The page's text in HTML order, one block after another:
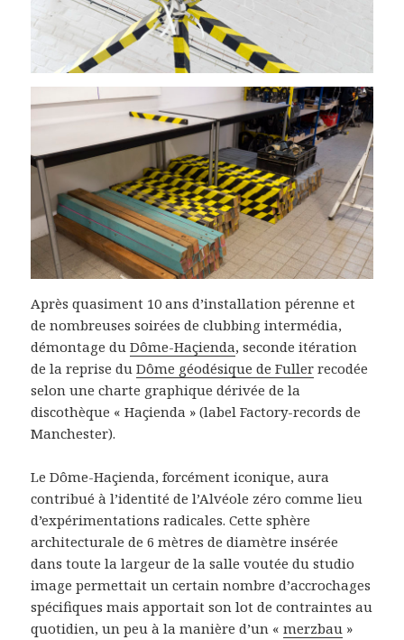
Après quasiment 10 ans d’installation pérenne et
de nombreuses soirées de clubbing intermédia,
démontage duDôme-Haçienda, seconde itération
de la reprise duDôme géodésique de Fuller recodée
selon une charte graphique dérivée de la
discothèque « Haçienda » (label Factory-records de
Manchester).
Le Dôme-Haçienda, forcément iconique, aura
contribué à l’identité de l’Alvéole zéro comme lieu
d’expérimentations radicales. Cette sphère
architecturale de 6 mètres de diamètre insérée
dans toute la largeur de la salle voutée du studio
image permettait un certain nombre d’accrochages
spécifiques mais apportait son lot de contraintes au
quotidien, un peu à la manière d’un «merzbau »